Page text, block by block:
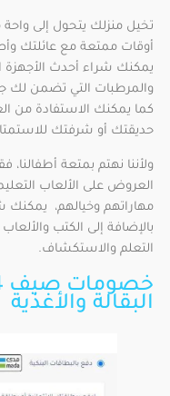
تخيل منزلك يتحول إلى
أوقات ممتعة مع عائلتك
يمكنك شراء أحدث الأجهزة
والمرطبات التي تضمن
كما يمكنك الاستفادة من
حديقتك أو شرفتك
ولأننا نهتم بمتعة
العروض على الألعاب
مهاراتهم وخيالهم، يمكنك
بالإضافة إلى الكتب
التعلم والاستكشاف.
البقالة والأغذية